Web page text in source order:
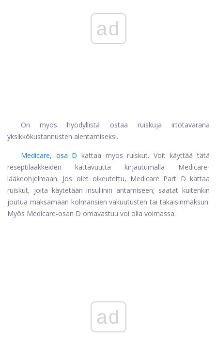
ad
On myös hyödyllistä ostaa ruiskuja irtotavarana
yksikkökustannusten alentamiseksi.
Medicare, osa D kattaa myös ruiskut. Voit käyttää tätä
reseptilääkkeiden kattavuutta kirjautumalla Medicare-
lääkeohjelmaan. Jos olet oikeutettu, Medicare Part D kattaa
ruiskut, joita käytetään insuliinin antamiseen; saatat kuitenkin
joutua maksamaan kolmansien vakuutusten tai takaisinmaksun.
Myös Medicare-osan D omavastuu voi olla voimassa.
ad